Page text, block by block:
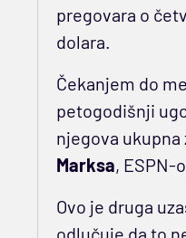
pregovara o
dolara.
Čekanjem do
petogodišnji
njegova
Marksa, ESPN-
Ovo je druga